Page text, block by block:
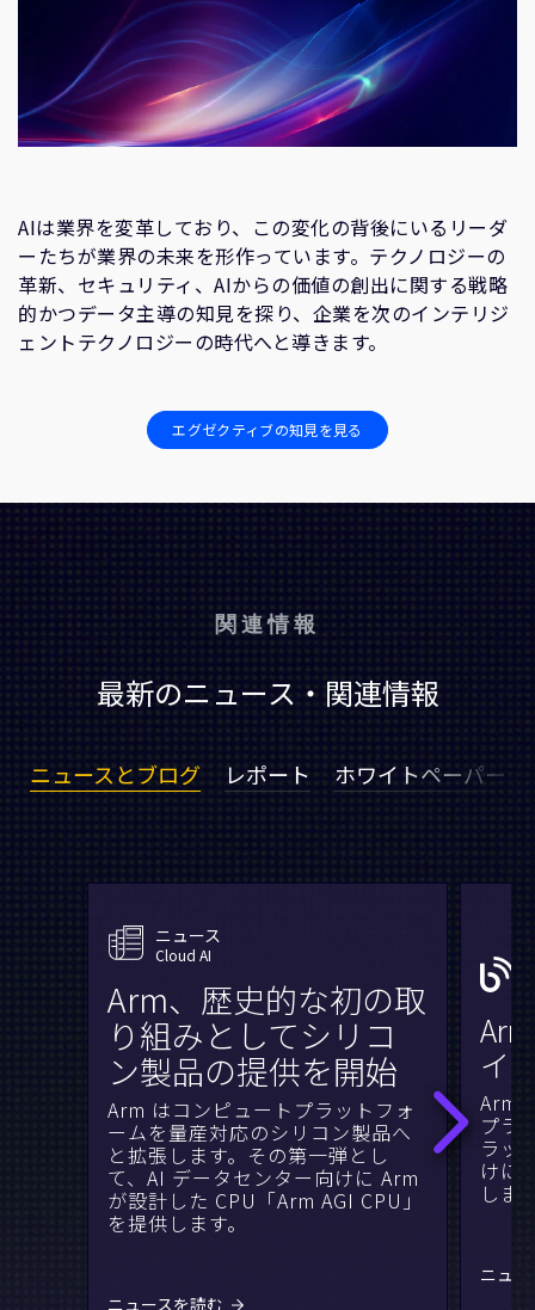
AIは業界を変革しており、この変化の背後にいるリーダ
ーたちが業界の未来を形作っています。テクノロジーの
革新、セキュリティ、AIからの価値の創出に関する戦略
的かつデータ主導の知見を探り、企業を次のインテリジ
ェントテクノロジーの時代へと導きます。
エグゼクティブの知見を見る
関連情報
最新のニュース・関連情報
ニュースとブログ レポート ホワイトペーパー
ニュース
Cloud AI
Arm、歴史的な初の取
り組みとしてシリコ
ン製品の提供を開始
Arm はコンピュートプラットフォ
ームを量産対応のシリコン製品へ
と拡張します。その第一弾とし
て、AI データセンター向けに Arm
が設計した CPU「Arm AGI CPU」
を提供します。
ニュースを読む
イ
Arm
プラ
ラッ
けに
しま
ニュ